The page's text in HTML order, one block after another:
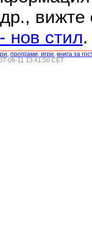
нов стил.
програми, игри книга за
06-11 13:41:50 CET